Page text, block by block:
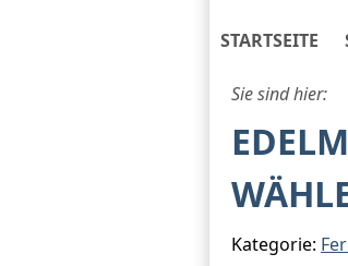
content
STARTSEITE
Sie sind hier:
Kategorie: